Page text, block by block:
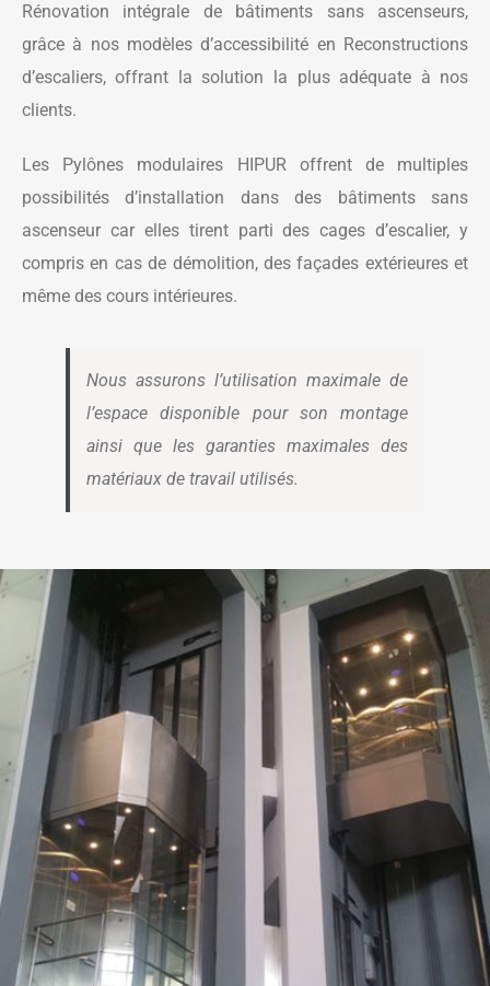
Rénovation intégrale de bâtiments sans ascenseurs,
grâce à nos modèles d’accessibilité en Reconstructions
d’escaliers, offrant la solution la plus adéquate à nos
clients.
Les Pylônes modulaires HIPUR offrent de multiples
possibilités d’installation dans des bâtiments sans
ascenseur car elles tirent parti des cages d’escalier, y
compris en cas de démolition, des façades extérieures et
même des cours intérieures.
Nous assurons l’utilisation maximale de
l’espace disponible pour son montage
ainsi que les garanties maximales des
matériaux de travail utilisés.